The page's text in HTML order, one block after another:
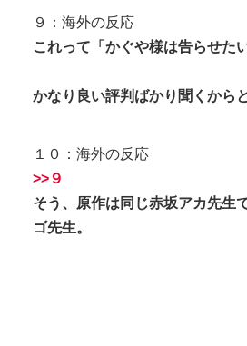
９：海外の反応
これって「かぐや様は告らせた
かなり良い評判ばかり聞くから
１０：海外の反応
>>９
そう、原作は同じ赤坂アカ先生
ゴ先生。